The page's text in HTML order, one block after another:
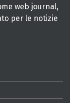
web journal,
per le notizie